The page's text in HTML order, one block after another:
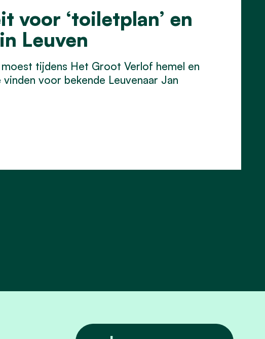
voor ‘toiletplan’ en
Leuven
tijdens Het Groot Verlof hemel en
voor bekende Leuvenaar Jan